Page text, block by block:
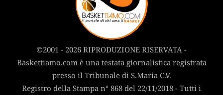
©2001 - 2026 RIPRODUZIONE RISERVATA -
Baskettiamo.com è una testata giornalistica registrata
presso il Tribunale di S.Maria C.V.
Registro della Stampa n° 868 del 22/11/2018 - Tutti i